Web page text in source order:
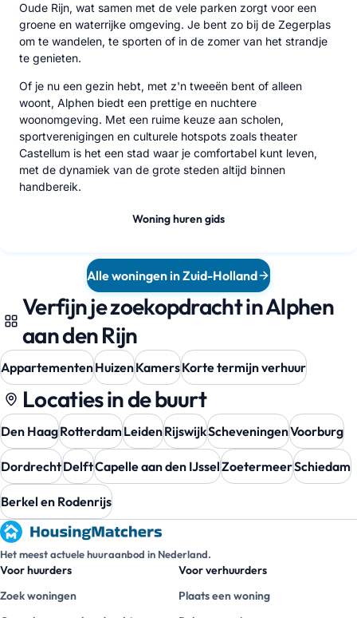
Oude Rijn, wat samen met de vele parken zorgt voor een
groene en waterrijke omgeving. Je bent zo bij de Zegerplas
om te wandelen, te sporten of in de zomer van het strandje
te genieten.
Of je nu een gezin hebt, met z'n tweeën bent of alleen
woont, Alphen biedt een prettige en nuchtere
woonomgeving. Met een ruime keuze aan scholen,
sportverenigingen en culturele hotspots zoals theater
Castellum is het een stad waar je comfortabel kunt leven,
met de dynamiek van de grote steden altijd binnen
handbereik.
Woning huren gids
Alle woningen in Zuid-Holland
Verfijn je zoekopdracht in Alphen
aan den Rijn
AppartementenHuizenKamersKorte termijn verhuur
Locaties in de buurt
Den HaagRotterdamLeidenRijswijkScheveningenVoorburg
DordrechtDelftCapelle aan den IJsselZoetermeerSchiedam
Berkel en Rodenrijs
Het meest actuele huuraanbod in Nederland.
Voor huurders
Zoek woningen
Voor verhuurders
Plaats een woning